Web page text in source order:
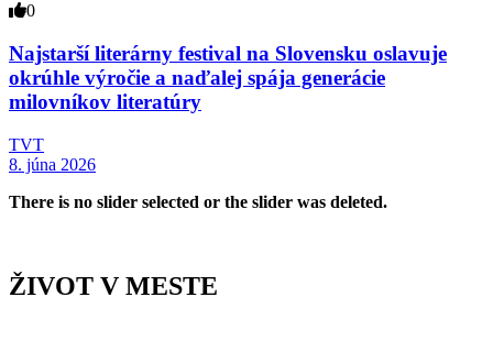
0
Najstarší literárny festival na Slovensku oslavuje
okrúhle výročie a naďalej spája generácie
milovníkov literatúry
TVT
8. júna 2026
There is no slider selected or the slider was deleted.
ŽIVOT V MESTE